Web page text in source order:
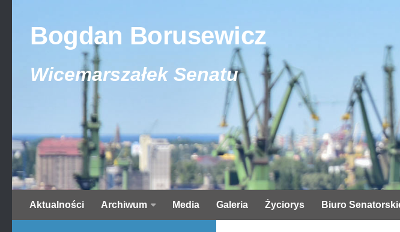
Bogdan Borusewicz
Wicemarszałek Senatu
Aktualności Archiwum Media Galeria Życiorys Biuro